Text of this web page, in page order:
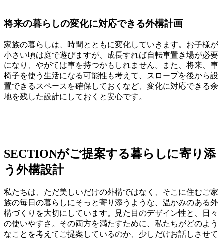
将来の暮らしの変化に対応できる外構計画
家族の暮らしは、時間とともに変化していきます。お子様が
小さい頃は庭で遊びますが、成長すれば自転車置き場が必要
になり、やがては車を持つかもしれません。また、将来、車
椅子を使う生活になる可能性も考えて、スロープを後から設
置できるスペースを確保しておくなど、変化に対応できる余
地を残した設計にしておくと安心です。
SECTIONがご提案する暮らしに寄り添
う外構設計
私たちは、ただ美しいだけの外構ではなく、そこに住むご家
族の毎日の暮らしにそっと寄り添うような、温かみのある外
構づくりを大切にしています。見た目のデザイン性と、日々
の使いやすさ。その両方を満たすために、私たちがどのよう
なことを考えてご提案しているのか、少しだけお話しさせて